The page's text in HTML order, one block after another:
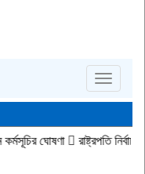
Toggle
রাষ্ট্রপতি নির্বাচনের তারিখ ঘোষণা